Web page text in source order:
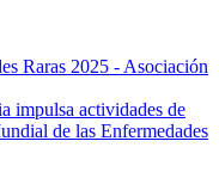
impulsa actividades de
de las Enfermedades